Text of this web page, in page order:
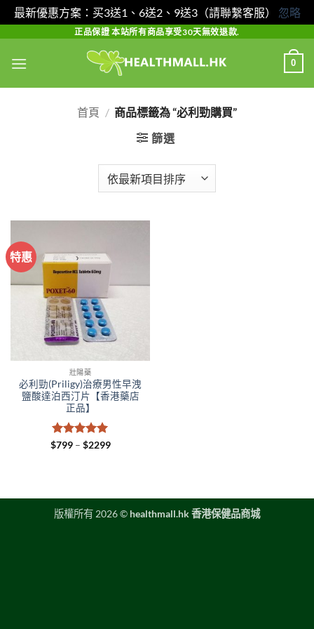
最新優惠方案：买3送1、6送2、9送3（請聯繫客服） 忽略
content
正品保證 本站所有商品享受30天無效退款.
0
首頁 / 商品標籤為 “必利勁購買”
篩選
特惠
壯陽藥
必利勁(Priligy)治療男性早洩
鹽酸達泊西汀片【香港藥店
正品】
評分 5滿
$799 – $2299Price
版權所有 2026 © healthmall.hk 香港保健品商城